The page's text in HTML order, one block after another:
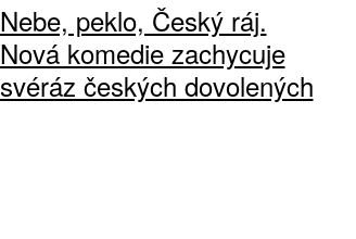
Nebe, peklo, Český ráj.
Nová komedie zachycuje
svéráz českých dovolených